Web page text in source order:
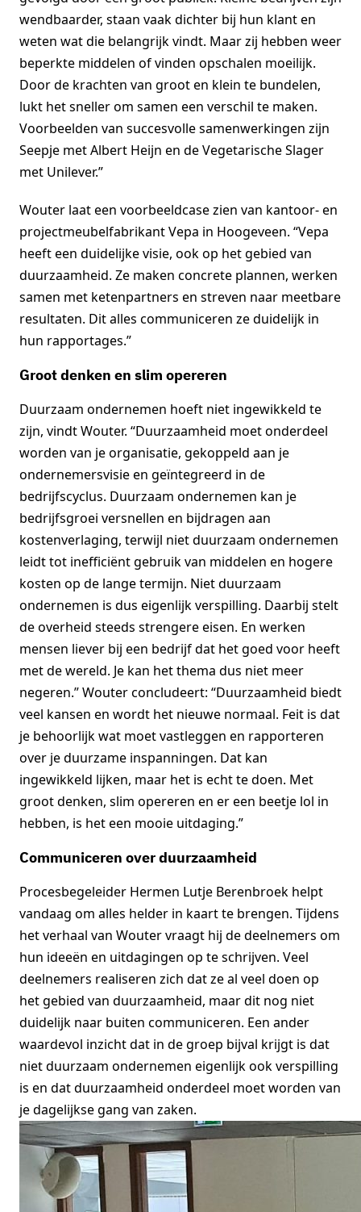
wendbaarder, staan vaak dichter bij hun klant en
weten wat die belangrijk vindt. Maar zij hebben weer
beperkte middelen of vinden opschalen moeilijk.
Door de krachten van groot en klein te bundelen,
lukt het sneller om samen een verschil te maken.
Voorbeelden van succesvolle samenwerkingen zijn
Seepje met Albert Heijn en de Vegetarische Slager
met Unilever.”
Wouter laat een voorbeeldcase zien van kantoor- en
projectmeubelfabrikant Vepa in Hoogeveen. “Vepa
heeft een duidelijke visie, ook op het gebied van
duurzaamheid. Ze maken concrete plannen, werken
samen met ketenpartners en streven naar meetbare
resultaten. Dit alles communiceren ze duidelijk in
hun rapportages.”
Groot denken en slim opereren
Duurzaam ondernemen hoeft niet ingewikkeld te
zijn, vindt Wouter. “Duurzaamheid moet onderdeel
worden van je organisatie, gekoppeld aan je
ondernemersvisie en geïntegreerd in de
bedrijfscyclus. Duurzaam ondernemen kan je
bedrijfsgroei versnellen en bijdragen aan
kostenverlaging, terwijl niet duurzaam ondernemen
leidt tot inefficiënt gebruik van middelen en hogere
kosten op de lange termijn. Niet duurzaam
ondernemen is dus eigenlijk verspilling. Daarbij stelt
de overheid steeds strengere eisen. En werken
mensen liever bij een bedrijf dat het goed voor heeft
met de wereld. Je kan het thema dus niet meer
negeren.” Wouter concludeert: “Duurzaamheid biedt
veel kansen en wordt het nieuwe normaal. Feit is dat
je behoorlijk wat moet vastleggen en rapporteren
over je duurzame inspanningen. Dat kan
ingewikkeld lijken, maar het is echt te doen. Met
groot denken, slim opereren en er een beetje lol in
hebben, is het een mooie uitdaging.”
Communiceren over duurzaamheid
Procesbegeleider Hermen Lutje Berenbroek helpt
vandaag om alles helder in kaart te brengen. Tijdens
het verhaal van Wouter vraagt hij de deelnemers om
hun ideeën en uitdagingen op te schrijven. Veel
deelnemers realiseren zich dat ze al veel doen op
het gebied van duurzaamheid, maar dit nog niet
duidelijk naar buiten communiceren. Een ander
waardevol inzicht dat in de groep bijval krijgt is dat
niet duurzaam ondernemen eigenlijk ook verspilling
is en dat duurzaamheid onderdeel moet worden van
je dagelijkse gang van zaken.